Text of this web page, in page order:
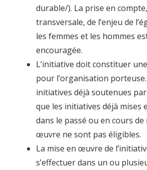
durable/). La prise en
transversale, de l’enjeu de
les femmes et les hommes
encouragée.
L’initiative doit constituer
pour l’organisation
initiatives déjà soutenues par
que les initiatives déjà mises
dans le passé ou en cours de
œuvre ne sont pas éligibles.
La mise en œuvre de
s’effectuer dans un ou